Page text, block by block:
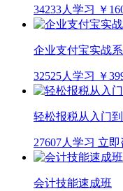
34233人学习 ￥
企业支付宝实战
32525人学习 ￥
轻松报税从入门
27607人学习 立即
会计技能速成班